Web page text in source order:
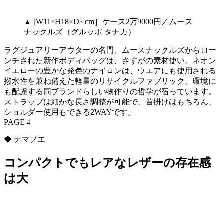
▲ [W11×H18×D3 cm］ケース2万9000円／ムース
ナックルズ（グルッポ タナカ）
ラグジュアリーアウターの名門、ムースナックルズからロー
ンチされた新作ボディバッグは、さすがの素材使い。ネオン
イエローの豊かな発色のナイロンは、ウエアにも使用される
撥水性を兼ね備えた軽量のリサイクルファブリック。環境に
も配慮する同ブランドらしい物作りの哲学が宿っています。
ストラップは細かな長さ調整が可能で、首掛けはもちろん、
ショルダー使用もできる2WAYです。
PAGE 4
◆ チマブエ
コンパクトでもレアなレザーの存在感
は大